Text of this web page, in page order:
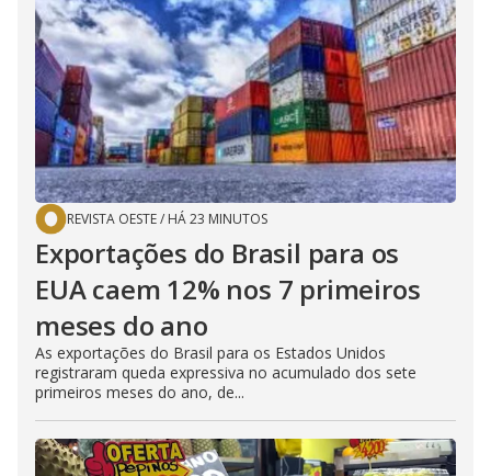
REVISTA OESTE/ HÁ 23 MINUTOS
Exportações do Brasil para os
EUA caem 12% nos 7 primeiros
meses do ano
As exportações do Brasil para os Estados Unidos
registraram queda expressiva no acumulado dos sete
primeiros meses do ano, de...